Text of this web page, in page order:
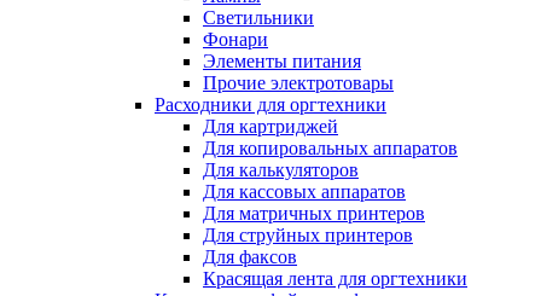
Светильники
Фонари
Элементы питания
Прочие электротовары
Расходники для оргтехники
Для картриджей
Для копировальных аппаратов
Для калькуляторов
Для кассовых аппаратов
Для матричных принтеров
Для струйных принтеров
Для факсов
Красящая лента для оргтехники